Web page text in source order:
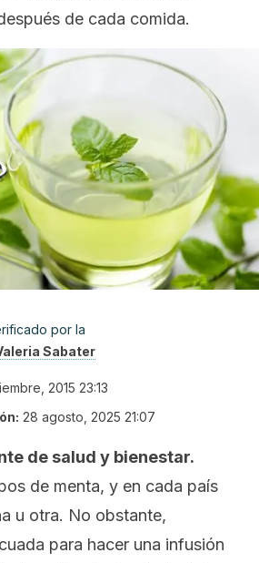
de cada comida.
por la
Sabater
2015 23:13
28 agosto, 2025 21:07
de salud y bienestar.
de menta, y en cada país
u otra. No obstante,
para hacer una infusión